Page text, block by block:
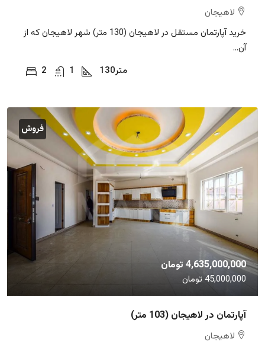
لاهیجان
خرید آپارتمان مستقل در لاهیجان (130 متر) شهر لاهیجان که از
آن...
2
1 130متر
فروش
4,635,000,000 تومان
45,000,000 تومان
آپارتمان در لاهیجان (103 متر)
لاهیجان